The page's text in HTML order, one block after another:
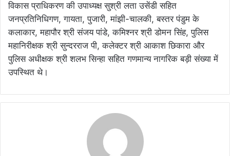
विकास प्राधिकरण की उपाध्यक्ष सुश्री लता उसेंडी सहित
जनप्रतिनिधिगण, गायता, पुजारी, मांझी-चालकी, बस्तर पंडुम के
कलाकार, महापौर श्री संजय पांडे, कमिश्नर श्री डोमन सिंह, पुलिस
महानिरीक्षक श्री सुन्दरराज पी, कलेक्टर श्री आकाश छिकारा और
पुलिस अधीक्षक श्री शलभ सिन्हा सहित गणमान्य नागरिक बड़ी संख्या में
उपस्थित थे।